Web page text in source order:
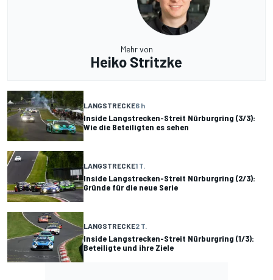
Mehr von
Heiko Stritzke
LANGSTRECKE6 h
Inside Langstrecken-Streit Nürburgring (3/3):
Wie die Beteiligten es sehen
LANGSTRECKE1 T.
Inside Langstrecken-Streit Nürburgring (2/3):
Gründe für die neue Serie
LANGSTRECKE2 T.
Inside Langstrecken-Streit Nürburgring (1/3):
Beteiligte und ihre Ziele